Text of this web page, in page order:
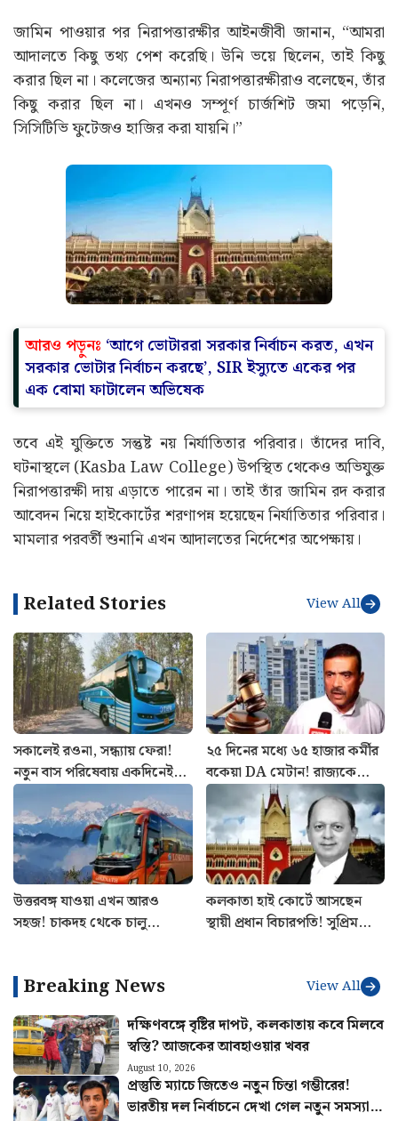
জামিন পাওয়ার পর নিরাপত্তারক্ষীর আইনজীবী জানান, “আমরা
আদালতে কিছু তথ্য পেশ করেছি। উনি ভয়ে ছিলেন, তাই কিছু
করার ছিল না। কলেজের অন্যান্য নিরাপত্তারক্ষীরাও বলেছেন, তাঁর
কিছু করার ছিল না। এখনও সম্পূর্ণ চার্জশিট জমা পড়েনি,
সিসিটিভি ফুটেজও হাজির করা যায়নি।”
আরও পড়ুনঃ ‘আগে ভোটাররা সরকার নির্বাচন করত, এখন
সরকার ভোটার নির্বাচন করছে’, SIR ইস্যুতে একের পর
এক বোমা ফাটালেন অভিষেক
তবে এই যুক্তিতে সন্তুষ্ট নয় নির্যাতিতার পরিবার। তাঁদের দাবি,
ঘটনাস্থলে (Kasba Law College) উপস্থিত থেকেও অভিযুক্ত
নিরাপত্তারক্ষী দায় এড়াতে পারেন না। তাই তাঁর জামিন রদ করার
আবেদন নিয়ে হাইকোর্টের শরণাপন্ন হয়েছেন নির্যাতিতার পরিবার।
মামলার পরবর্তী শুনানি এখন আদালতের নির্দেশের অপেক্ষায়।
Related Stories View All
সকালেই রওনা, সন্ধ্যায় ফেরা!
নতুন বাস পরিষেবায় একদিনেই
ঘুরুন ঝাড়গ্রাম
২৫ দিনের মধ্যে ৬৫ হাজার কর্মীর
বকেয়া DA মেটান! রাজ্যকে
বিরাট নির্দেশ, কাদের কপাল
খুলল?
উত্তরবঙ্গ যাওয়া এখন আরও
সহজ! চাকদহ থেকে চালু
কলকাতা হাই কোর্টে আসছেন
স্থায়ী প্রধান বিচারপতি! সুপ্রিম
Breaking News View All
দক্ষিণবঙ্গে বৃষ্টির দাপট, কলকাতায় কবে মিলবে
স্বস্তি? আজকের আবহাওয়ার খবর
August 10, 2026
প্রস্তুতি ম্যাচে জিতেও নতুন চিন্তা গম্ভীরের!
ভারতীয় দল নির্বাচনে দেখা গেল নতুন সমস্যা…